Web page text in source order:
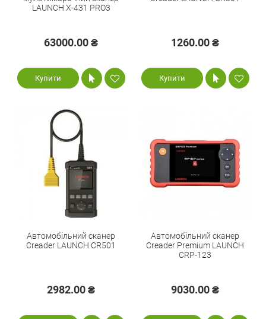
LAUNCH X-431 PRO3
63000.00 ₴
Купити
1260.00 ₴
Купити
Автомобільний сканер
Creader LAUNCH CR501
2982.00 ₴
Автомобільний сканер
Creader Premium LAUNCH
CRP-123
9030.00 ₴